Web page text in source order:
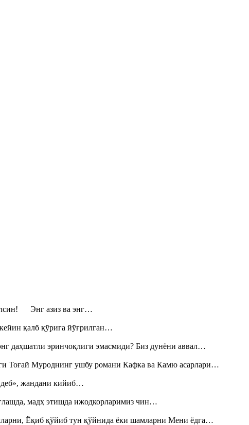
Энг азиз ва энг…
қалб қўрига йўғрилган…
даҳшатли эринчоқлиги эмасмиди? Биз дунёни аввал…
Тоғай Муроднинг ушбу романи Кафка ва Камю асарлари…
жандани кийиб…
мадҳ этишда ижодкорларимиз чин…
Ёқиб қўйиб тун қўйнида ёки шамларни Мени ёдга…